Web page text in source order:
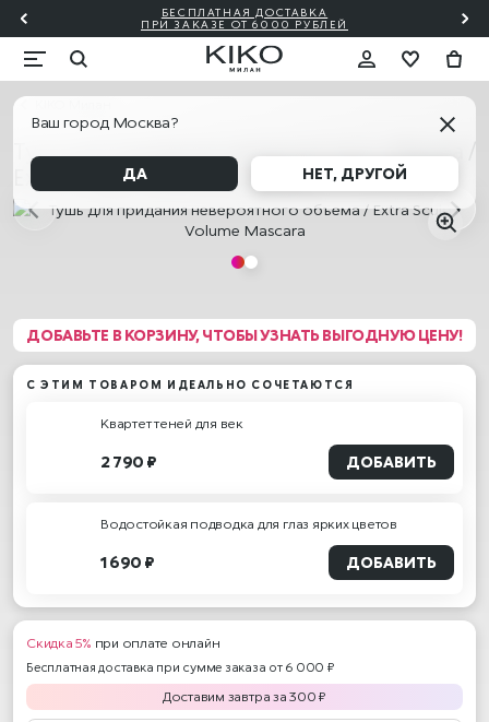
БЕСПЛАТНАЯ ДОСТАВКА
ПРИ ЗАКАЗЕ ОТ 6000 РУБЛЕЙ
Ваш город Москва?
ДА НЕТ, ДРУГОЙ
Тушь для придания невероятного объема /
Extra Sculpt Volume Mascara
ДОБАВЬТЕ В КОРЗИНУ, ЧТОБЫ УЗНАТЬ ВЫГОДНУЮ ЦЕНУ!
С ЭТИМ ТОВАРОМ ИДЕАЛЬНО СОЧЕТАЮТСЯ
Квартет теней для век
2 790 ₽ ДОБАВИТЬ
Водостойкая подводка для глаз ярких цветов
1 690 ₽ ДОБАВИТЬ
Скидка 5% при оплате онлайн
Бесплатная доставка при сумме заказа от 6 000 ₽
Доставим завтра за300 ₽